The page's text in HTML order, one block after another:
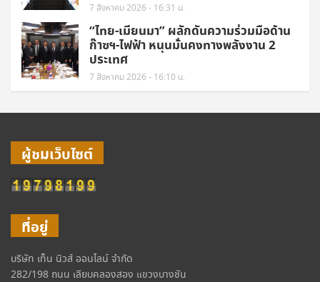
7 สิงหาคม 2026 - 16:31 น.
“ไทย-เมียนมา” ผลักดันความร่วมมือด้าน
ก๊าซฯ-ไฟฟ้า หนุนมั่นคงทางพลังงาน 2
ประเทศ
7 สิงหาคม 2026 - 16:10 น.
ผู้ชมเว็บไซต์
ที่อยู่
บริษัท เท็น นิวส์ ออนไลน์ จำกัด
282/198 ถนน เลียบคลองสอง แขวงบางชัน